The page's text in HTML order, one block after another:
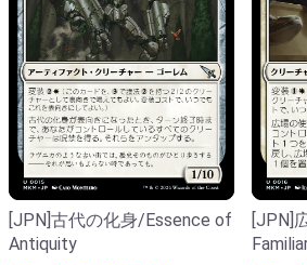
[JPN]古代の化身/Essence of
Antiquity
[JPN]